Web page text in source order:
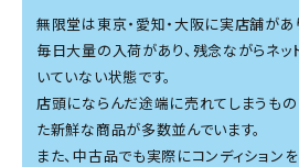
無限堂は東京・愛知・大阪に実店舗があ
毎日大量の入荷があり、残念ながらネ
いていない状態です。
店頭にならんだ途端に売れてしまうもの
た新鮮な商品が多数並んでいます。
また、中古品でも実際にコンディション